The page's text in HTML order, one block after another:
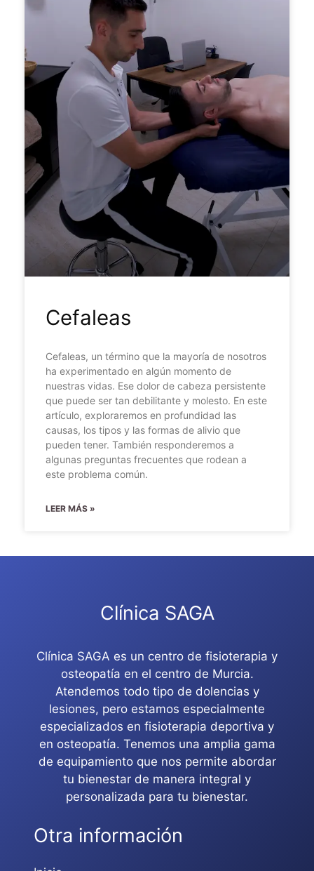
Cefaleas
Cefaleas, un término que la mayoría de nosotros
ha experimentado en algún momento de
nuestras vidas. Ese dolor de cabeza persistente
que puede ser tan debilitante y molesto. En este
artículo, exploraremos en profundidad las
causas, los tipos y las formas de alivio que
pueden tener. También responderemos a
algunas preguntas frecuentes que rodean a
este problema común.
LEER MÁS »
Clínica SAGA
Clínica SAGA es un centro de fisioterapia y
osteopatía en el centro de Murcia.
Atendemos todo tipo de dolencias y
lesiones, pero estamos especialmente
especializados en fisioterapia deportiva y
en osteopatía. Tenemos una amplia gama
de equipamiento que nos permite abordar
tu bienestar de manera integral y
personalizada para tu bienestar.
Otra información